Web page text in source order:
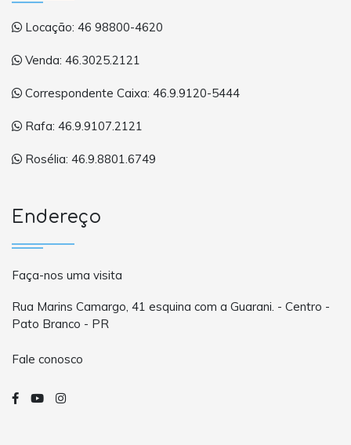
Locação: 46 98800-4620
Venda: 46.3025.2121
Correspondente Caixa: 46.9.9120-5444
Rafa: 46.9.9107.2121
Rosélia: 46.9.8801.6749
Endereço
Faça-nos uma visita
Rua Marins Camargo, 41 esquina com a Guarani. - Centro -
Pato Branco - PR
Fale conosco